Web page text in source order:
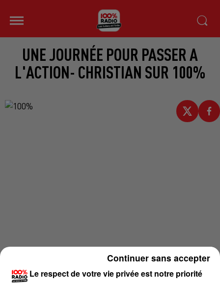
UNE JOURNÉE POUR PASSER A
L'ACTION- CHRISTIAN SUR 100%
Le respect de votre vie privée est notre priorité
Continuer sans accepter